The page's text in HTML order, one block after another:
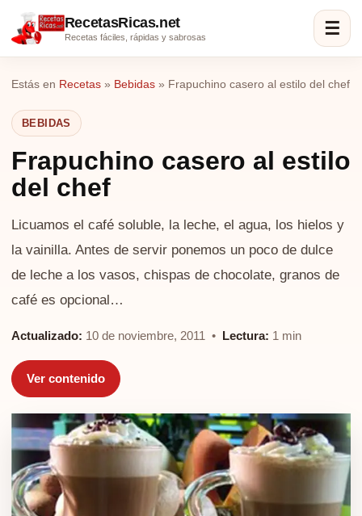
RecetasRicas.net
Recetas fáciles, rápidas y sabrosas ☰
Estás en Recetas » Bebidas » Frapuchino casero al estilo del chef
BEBIDAS
Frapuchino casero al estilo
del chef
Licuamos el café soluble, la leche, el agua, los hielos y
la vainilla. Antes de servir ponemos un poco de dulce
de leche a los vasos, chispas de chocolate, granos de
café es opcional…
Actualizado: 10 de noviembre, 2011 • Lectura: 1 min
Ver contenido